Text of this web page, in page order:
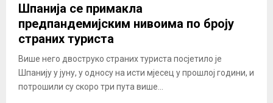
Шпанија се примакла
предпандемијским нивоима по броју
страних туриста
Више него двоструко страних туриста посјетило је
Шпанију у јуну, у односу на исти мјесец у прошлој години, и
потрошили су скоро три пута више...